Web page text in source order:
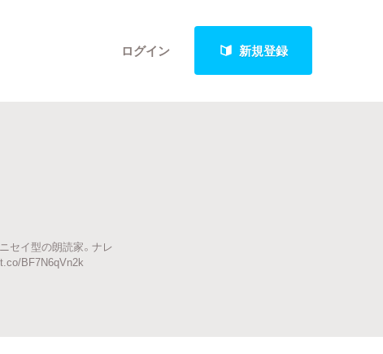
ログイン 新規登録
最新進捗報告から探す
セイ型の朗読家。ナレ
BF7N6qVn2k